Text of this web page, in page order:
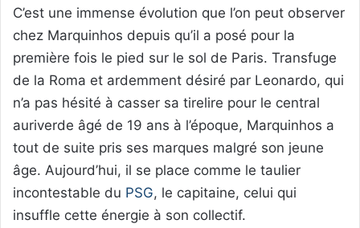
C’est une immense évolution que l’on peut observer
chez Marquinhos depuis qu’il a posé pour la
première fois le pied sur le sol de Paris. Transfuge
de la Roma et ardemment désiré par Leonardo, qui
n’a pas hésité à casser sa tirelire pour le central
auriverde âgé de 19 ans à l’époque, Marquinhos a
tout de suite pris ses marques malgré son jeune
âge. Aujourd’hui, il se place comme le taulier
incontestable du PSG, le capitaine, celui qui
insuffle cette énergie à son collectif.